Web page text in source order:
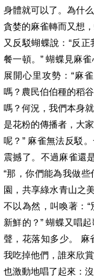
身體就可以了。為什
貪婪的麻雀轉而又想
又反駁蝴蝶說：“反
餐一頓。” 蝴蝶見麻
展開心里攻勢：“麻
嗎？農民伯伯種的稻
嗎？何況，我們本身
是花粉的傳播者，大
呢？” 麻雀無法反駁
震撼了。不過麻雀還
“那，你們能為我做些
園，共享綠水青山之
不以為然，叫喚著：
新鮮的？” 蝴蝶又唱
聲，花落知多少。 麻
我吃掉他們，誰來欣
也激動地唱了起來：